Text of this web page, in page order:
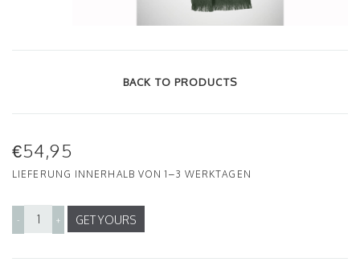
BACK TO PRODUCTS
€54,95
LIEFERUNG INNERHALB VON 1–3 WERKTAGEN
- + GET YOURS